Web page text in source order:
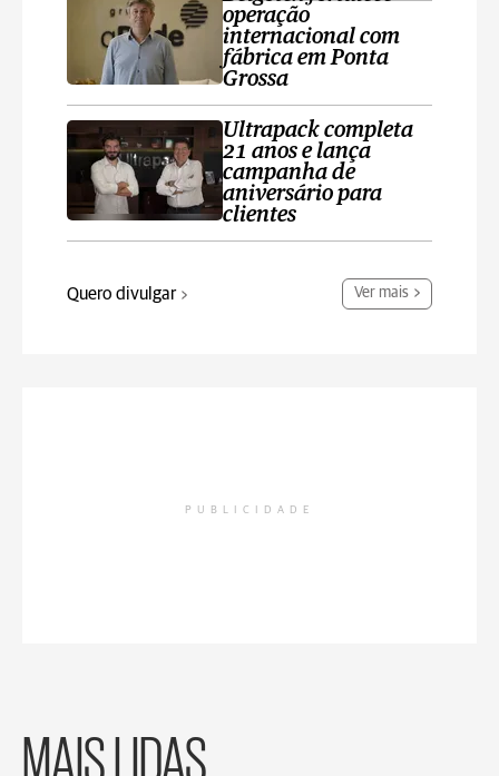
operação
internacional com
fábrica em Ponta
Grossa
Ultrapack completa
21 anos e lança
campanha de
aniversário para
clientes
Quero divulgar Ver mais
PUBLICIDADE
MAIS LIDAS